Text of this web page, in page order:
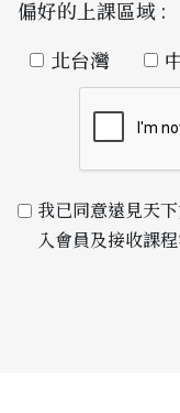
偏好的上課區域 :
北台灣
我已同意遠見天
入會員及接收課